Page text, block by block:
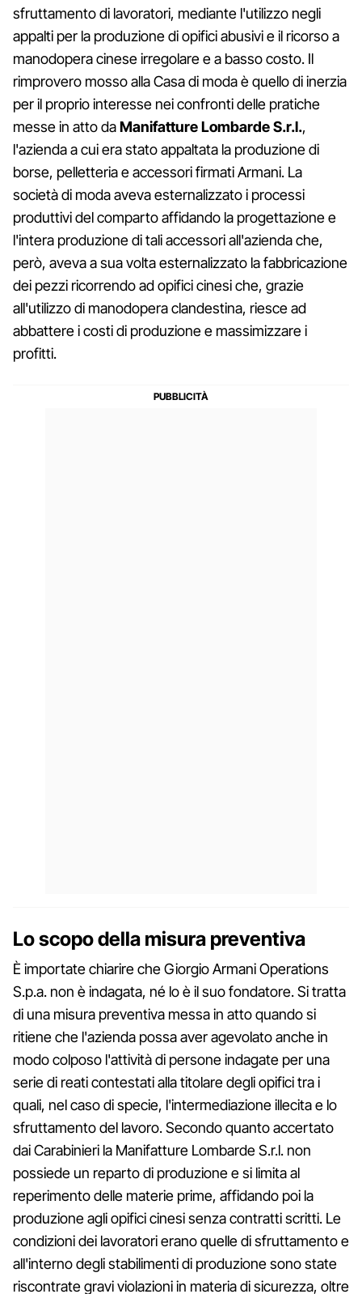
sfruttamento di lavoratori, mediante l'utilizzo negli
appalti per la produzione di opifici abusivi e il ricorso a
manodopera cinese irregolare e a basso costo. Il
rimprovero mosso alla Casa di moda è quello di inerzia
per il proprio interesse nei confronti delle pratiche
messe in atto daManifattureLombardeS.r.l.,
l'azienda a cui era stato appaltata la produzione di
borse, pelletteria e accessori firmati Armani. La
società di moda aveva esternalizzato i processi
produttivi del comparto affidando la progettazione e
l'intera produzione di tali accessori all'azienda che,
però, aveva a sua volta esternalizzato la fabbricazione
dei pezzi ricorrendo ad opifici cinesi che, grazie
all'utilizzo di manodopera clandestina, riesce ad
abbattere i costi di produzione e massimizzare i
profitti.
Lo scopo della misura preventiva
È importate chiarire che Giorgio Armani Operations
S.p.a. non è indagata, né lo è il suo fondatore. Si tratta
di una misura preventiva messa in atto quando si
ritiene che l'azienda possa aver agevolato anche in
modo colposo l'attività di persone indagate per una
serie di reati contestati alla titolare degli opifici tra i
quali, nel caso di specie, l'intermediazione illecita e lo
sfruttamento del lavoro. Secondo quanto accertato
dai Carabinieri la Manifatture Lombarde S.r.l. non
possiede un reparto di produzione e si limita al
reperimento delle materie prime, affidando poi la
produzione agli opifici cinesi senza contratti scritti. Le
condizioni dei lavoratori erano quelle di sfruttamento e
all'interno degli stabilimenti di produzione sono state
riscontrate gravi violazioni in materia di sicurezza, oltre